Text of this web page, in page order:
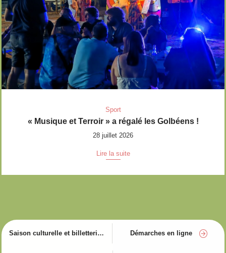
Sport
« Musique et Terroir » a régalé les Golbéens !
28 juillet 2026
Lire la suite
Saison culturelle et billetterie Démarches en ligne